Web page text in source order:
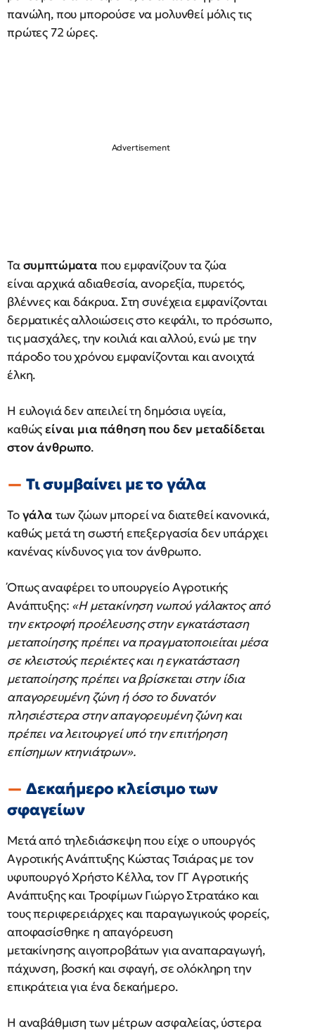
πανώλη, που μπορούσε να μολυνθεί μόλις τις
πρώτες 72 ώρες.
Τασυμπτώματα που εμφανίζουν τα ζώα
είναι αρχικά αδιαθεσία, ανορεξία, πυρετός,
βλέννες και δάκρυα. Στη συνέχεια εμφανίζονται
δερματικές αλλοιώσεις στο κεφάλι, το πρόσωπο,
τις μασχάλες, την κοιλιά και αλλού, ενώ με την
πάροδο του χρόνου εμφανίζονται και ανοιχτά
έλκη.
Η ευλογιά δεν απειλεί τη δημόσια υγεία,
καθώςείναι μια πάθηση που δεν μεταδίδεται
στον άνθρωπο.
Τι συμβαίνει με το γάλα
Τογάλα των ζώων μπορεί να διατεθεί κανονικά,
καθώς μετά τη σωστή επεξεργασία δεν υπάρχει
κανένας κίνδυνος για τον άνθρωπο.
Όπως αναφέρει το υπουργείο Αγροτικής
Ανάπτυξης: «Η μετακίνηση νωπού γάλακτος από
την εκτροφή προέλευσης στην εγκατάσταση
μεταποίησης πρέπει να πραγματοποιείται μέσα
σε κλειστούς περιέκτες και η εγκατάσταση
μεταποίησης πρέπει να βρίσκεται στην ίδια
απαγορευμένη ζώνη ή όσο το δυνατόν
πλησιέστερα στην απαγορευμένη ζώνη και
πρέπει να λειτουργεί υπό την επιτήρηση
επίσημων κτηνιάτρων».
Δεκαήμερο κλείσιμο των
σφαγείων
Μετά από τηλεδιάσκεψη που είχε ο υπουργός
Αγροτικής Ανάπτυξης Κώστας Τσιάρας με τον
υφυπουργό Χρήστο Κέλλα, τον ΓΓ Αγροτικής
Ανάπτυξης και Τροφίμων Γιώργο Στρατάκο και
τους περιφερειάρχες και παραγωγικούς φορείς,
αποφασίσθηκε η απαγόρευση
μετακίνησης αιγοπροβάτων για αναπαραγωγή,
πάχυνση, βοσκή και σφαγή, σε ολόκληρη την
επικράτεια για ένα δεκαήμερο.
Η αναβάθμιση των μέτρων ασφαλείας, ύστερα